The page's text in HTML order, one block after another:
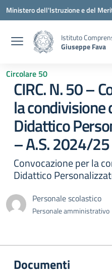
Vai ai contenuti
Vai al menu di navigazione
Vai al footer
Ministero dell'Istruzione e del
Istituto
Giuseppe Fava
Circolare 50
CIRC. N. 50 –
la condivisione
Didattico
– A.S. 2024/25
Convocazione per la
Didattico
Personale scolastico
Personale amministrativo
Documenti